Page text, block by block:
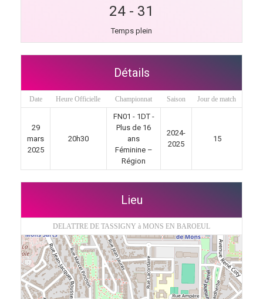
24 - 31
Temps plein
Détails
Date Heure Officielle Championnat Saison Jour de match
29
mars
2025
20h30
FN01 - 1DT -
Plus de 16
ans
Féminine –
Région
2024-
2025
15
Lieu
DELATTRE DE TASSIGNY à MONS EN BAROEUL